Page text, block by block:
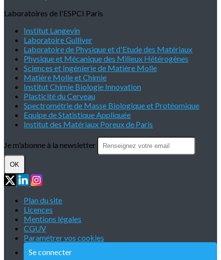
Laboratoires de l'ESPCI Paris
Institut Langevin
Laboratoire Gulliver
Laboratoire de Physique et d'Etude des Matériaux
Physique et Mécanique des Milieux Hétérogènes
Sciences et Ingénierie de Matière Molle
Matière Molle et Chimie
Institut Chimie Biologie Innovation
Plasticité du Cerveau
Spectrométrie de Masse Biologique et Protéomique
Equipe de Statistique Appliquée
Institut des Matériaux Poreux de Paris
Je m'abonne à la newsletter
OK
Plan du site
Licences
Mentions légales
CGUV
Paramétrer vos cookies
Se connecter